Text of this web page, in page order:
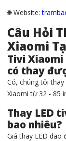
🌐 Website:
Câu Hỏi
Xiaomi
Tivi
có thay
Có, chúng tôi
Xiaomi từ 32 - 85
Thay LED
bao nhiêu?
Giá thay LED dao